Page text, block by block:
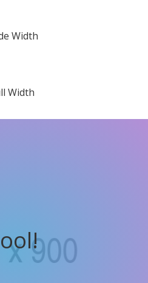
Width
Width